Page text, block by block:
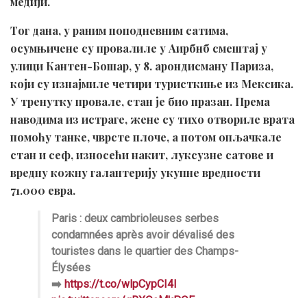
Тог дана, у раним поподневним сатима,
осумњичене су провалиле у Аирбнб смештај у
улици Кантен-Бошар, у 8. арондисману Париза,
који су изнајмиле четири туристкиње из Мексика.
У тренутку провале, стан је био празан. Према
наводима из истраге, жене су тихо отвориле врата
помоћу танке, чврсте плоче, а потом опљачкале
стан и сеф, износећи накит, луксузне сатове и
вредну кожну галантерију укупне вредности
71.000 евра.
Paris : deux cambrioleuses serbes
condamnées après avoir dévalisé des
touristes dans le quartier des Champs-
Élysées
➡️ https://t.co/wlpCypCI4I